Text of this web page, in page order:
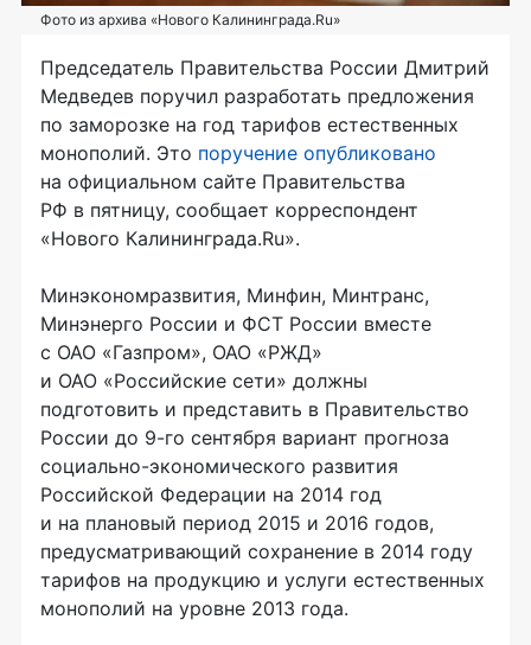
Фото из архива «Нового Калининграда.Ru»
Председатель Правительства России Дмитрий
Медведев поручил разработать предложения
по заморозке на год тарифов естественных
монополий. Это поручение опубликовано
на официальном сайте Правительства
РФ в пятницу, сообщает корреспондент
«Нового Калининграда.Ru».
Минэкономразвития, Минфин, Минтранс,
Минэнерго России и ФСТ России вместе
с ОАО «Газпром», ОАО «РЖД»
и ОАО «Российские сети» должны
подготовить и представить в Правительство
России до 9-го сентября вариант прогноза
социально-экономического развития
Российской Федерации на 2014 год
и на плановый период 2015 и 2016 годов,
предусматривающий сохранение в 2014 году
тарифов на продукцию и услуги естественных
монополий на уровне 2013 года.